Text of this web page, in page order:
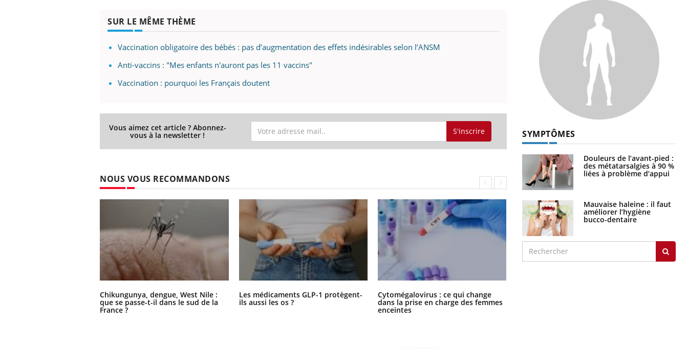
SUR LE MÊME THÈME
Vaccination obligatoire des bébés : pas d’augmentation des effets indésirables selon l’ANSM
Anti-vaccins : "Mes enfants n'auront pas les 11 vaccins"
Vaccination : pourquoi les Français doutent
Vous aimez cet article ? Abonnez-
vous à la newsletter ! S'inscrire
NOUS VOUS RECOMMANDONS
Chikungunya, dengue, West Nile :
que se passe-t-il dans le sud de la
France ?
Les médicaments GLP-1 protègent-
ils aussi les os ?
Cytomégalovirus : ce qui change
dans la prise en charge des femmes
enceintes
SYMPTÔMES
Douleurs de l’avant-pied :
des métatarsalgies à 90 %
liées à problème d’appui
Mauvaise haleine : il faut
améliorer l’hygiène
bucco-dentaire